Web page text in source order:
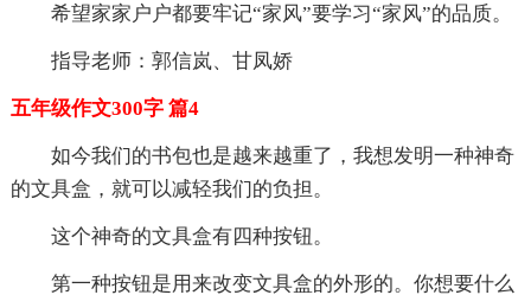
希望家家户户都要牢记“家风”要学习“家风”的品质。
指导老师：郭信岚、甘凤娇
五年级作文300字 篇4
如今我们的书包也是越来越重了，我想发明一种神奇
的文具盒，就可以减轻我们的负担。
这个神奇的文具盒有四种按钮。
第一种按钮是用来改变文具盒的外形的。你想要什么